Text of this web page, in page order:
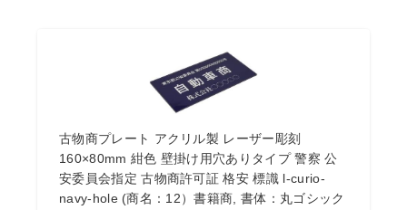
古物商プレート アクリル製 レーザー彫刻
160×80mm 紺色 壁掛け用穴ありタイプ 警察 公
安委員会指定 古物商許可証 格安 標識 l-curio-
navy-hole (商名：12）書籍商, 書体：丸ゴシック